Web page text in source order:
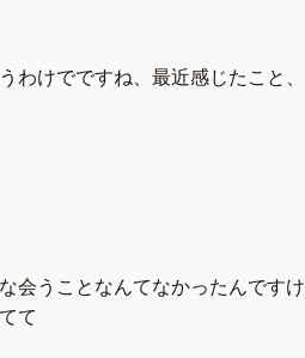
けでですね、最近感じたこと、
会うことなんてなかったんですけ
て